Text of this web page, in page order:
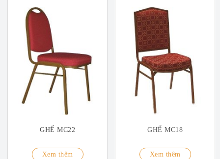
GHẾ MC22
Xem thêm
GHẾ MC18
Xem thêm